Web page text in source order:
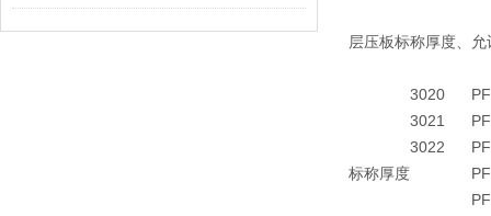
层压板标称厚度、
标称厚度
3020
3021
3022